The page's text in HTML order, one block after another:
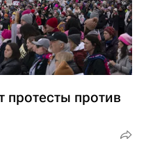
протесты против